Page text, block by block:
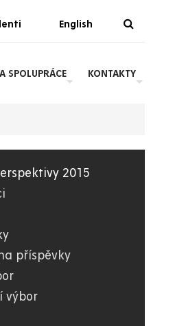
English
SPOLUPRÁCE KONTAKTY
2015
příspěvky
výbor